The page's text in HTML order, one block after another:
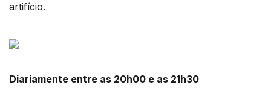
artifício.
Diariamente entre as 20h00 e as 21h30